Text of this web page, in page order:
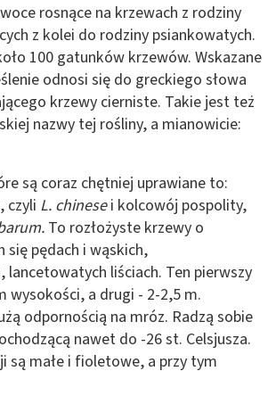
rosnące na krzewach z rodziny
z kolei do rodziny psiankowatych.
100 gatunków krzewów. Wskazane
odnosi się do greckiego słowa
krzewy cierniste. Takie jest też
nazwy tej rośliny, a mianowicie:
są coraz chętniej uprawiane to:
czyli L. chinesei kolcowój pospolity,
To rozłożyste krzewy o
się pędach i wąskich,
lancetowatych liściach. Ten pierwszy
wysokości, a drugi - 2-2,5 m.
odpornością na mróz. Radzą sobie
nawet do -26 st. Celsjusza.
są małe i fioletowe, a przy tym